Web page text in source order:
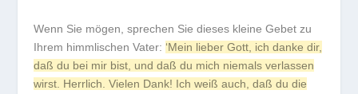
Wenn Sie mögen, sprechen Sie dieses kleine Gebet zu
Ihrem himmlischen Vater: ‘Mein lieber Gott, ich danke dir,
daß du bei mir bist, und daß du mich niemals verlassen
wirst. Herrlich. Vielen Dank! Ich weiß auch, daß du die